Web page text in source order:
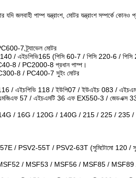
যদি জলবাহী পাম্প যন্ত্রাংশ, মোটর যন্ত্রাংশ সম্পর্কে
7 ট্র্যাভেল মোটর
/ এইচপিভি165 (পিসি 60-7 / পিসি 220-6 /
8 / PC2000-8 প্রধান পাম্প।
8 / PC400-7 সুইং মোটর
এইচপিভি 118 / ইউপি07 / ইউএইচ 083 /
57 / এইচএমটি 36 এফ EX550-3 / জেডএক্স 330
/ 16G / 120G / 140G / 215 / 225 / 235 /
/ PSV2-55T / PSV2-63T (সুমিটোমো 120 /
/ MSF53 / MSF56 / MSF85 /